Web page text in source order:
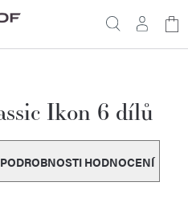
Ikon 6 dílů
PODROBNOSTI HODNOCENÍ